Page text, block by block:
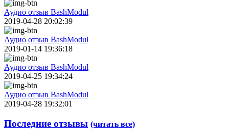
Аудио отзыв BashModul
2019-04-28 20:02:39
Аудио отзыв BashModul
2019-01-14 19:36:18
Аудио отзыв BashModul
2019-04-25 19:34:24
Аудио отзыв BashModul
2019-04-28 19:32:01
Последние отзывы (читать все)